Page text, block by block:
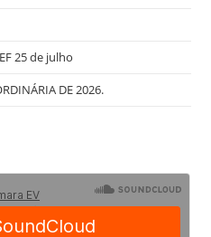
25 de julho
DE 2026.